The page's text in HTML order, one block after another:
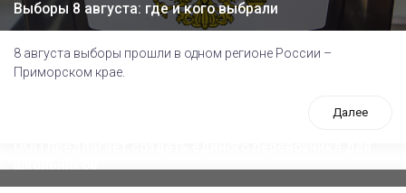
Выборы 8 августа: где и кого выбрали
8 августа выборы прошли в одном регионе России –
Приморском крае.
Далее